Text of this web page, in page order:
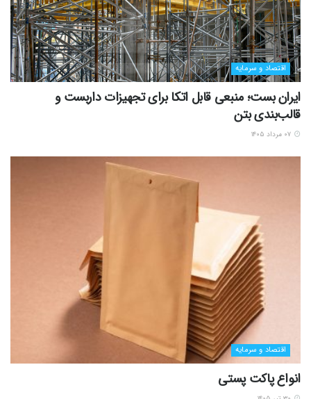
اقتصاد و سرمایه
ایران بست؛ منبعی قابل اتکا برای تجهیزات داربست و
قالب‌بندی بتن
اقتصاد و سرمایه
انواع پاکت پستی